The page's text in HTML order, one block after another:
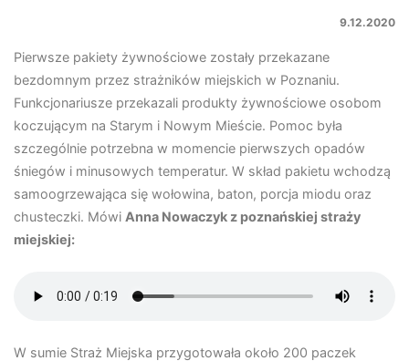
9.12.2020
Pierwsze pakiety żywnościowe zostały przekazane
bezdomnym przez strażników miejskich w Poznaniu.
Funkcjonariusze przekazali produkty żywnościowe osobom
koczującym na Starym i Nowym Mieście. Pomoc była
szczególnie potrzebna w momencie pierwszych opadów
śniegów i minusowych temperatur. W skład pakietu wchodzą
samoogrzewająca się wołowina, baton, porcja miodu oraz
chusteczki. Mówi Anna Nowaczyk z poznańskiej straży
miejskiej:
W sumie Straż Miejska przygotowała około 200 paczek